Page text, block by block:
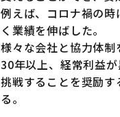
例えば、コロナ禍の
く業績を伸ばした。
様々な会社と協力体
30年以上、経常利益
挑戦することを奨励
る。